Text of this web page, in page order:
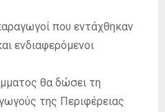
που εντάχθηκαν
ενδιαφερόμενοι
θα δώσει τη
της Περιφέρειας